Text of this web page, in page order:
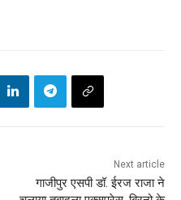
Next article
गाजीपुर एसपी डॉ. ईरज राजा ने